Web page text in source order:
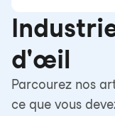
d'œil
Parcourez nos
ce que vous